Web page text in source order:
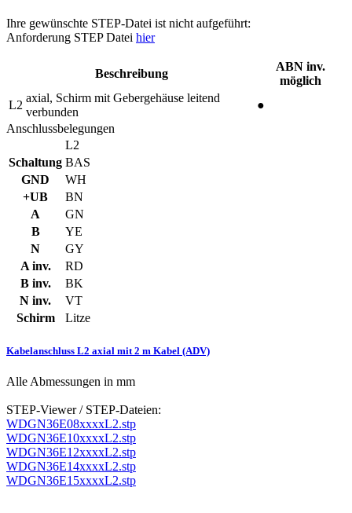
Ihre gewünschte STEP-Datei ist nicht aufgeführt:
Anforderung STEP Datei hier
Beschreibung
ABN inv.
möglich
L2
axial, Schirm mit Gebergehäuse leitend
verbunden
●
Anschlussbelegungen
L2
Schaltung BAS
GND
WH
+UB
BN
A
GN
B
YE
N
GY
A inv.
RD
B inv.
BK
N inv.
VT
Schirm
Litze
Kabelanschluss L2 axial mit 2 m Kabel (ADV)
Alle Abmessungen in mm
STEP-Viewer / STEP-Dateien:
WDGN36E08xxxxL2.stp
WDGN36E10xxxxL2.stp
WDGN36E12xxxxL2.stp
WDGN36E14xxxxL2.stp
WDGN36E15xxxxL2.stp